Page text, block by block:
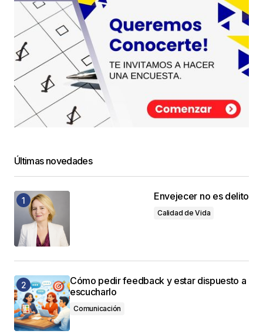
Últimas novedades
Envejecer no es delito
Calidad de Vida
Cómo pedir feedback y estar dispuesto a
escucharlo
Comunicación